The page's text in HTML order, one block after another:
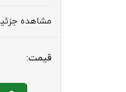
مشاهده
قیمت: